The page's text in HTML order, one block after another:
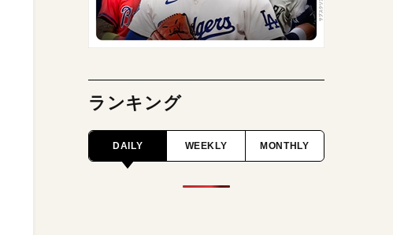
ランキング
DAILY WEEKLY MONTHLY